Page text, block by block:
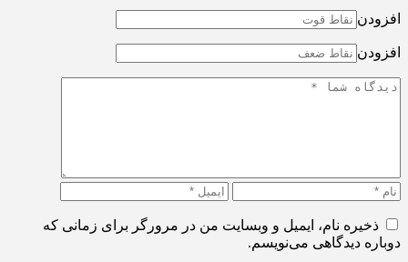
افزودن
افزودن
ذخیره نام، ایمیل و وبسایت من در مرورگر برای زمانی که
دوباره دیدگاهی می‌نویسم.